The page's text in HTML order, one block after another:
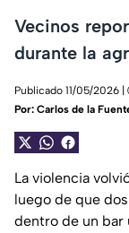
Vecinos
durante la
Publicado 11/05/2026 |
Por: Carlos de la
La violencia
luego de que
dentro de un bar